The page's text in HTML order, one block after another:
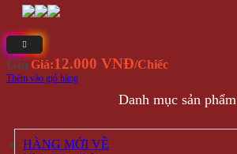
Giá Giá:12.000 VNĐ/Chiếc
Thêm vào giỏ hàng
Danh mục sản phẩm
HÀNG MỚI VỀ